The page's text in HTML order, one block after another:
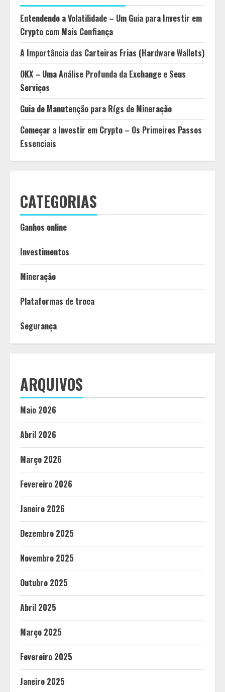
Entendendo a Volatilidade – Um Guia para Investir em
Crypto com Mais Confiança
A Importância das Carteiras Frias (Hardware Wallets)
OKX – Uma Análise Profunda da Exchange e Seus
Serviços
Guia de Manutenção para Rígs de Mineração
Começar a Investir em Crypto – Os Primeiros Passos
Essenciais
CATEGORIAS
Ganhos online
Investimentos
Mineração
Plataformas de troca
Segurança
ARQUIVOS
Maio 2026
Abril 2026
Março 2026
Fevereiro 2026
Janeiro 2026
Dezembro 2025
Novembro 2025
Outubro 2025
Abril 2025
Março 2025
Fevereiro 2025
Janeiro 2025